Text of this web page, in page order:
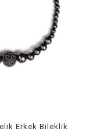
Erkek Bileklik